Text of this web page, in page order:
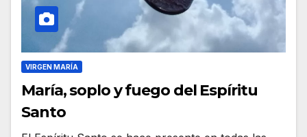
VIRGEN MARÍA
María, soplo y fuego del Espíritu
Santo